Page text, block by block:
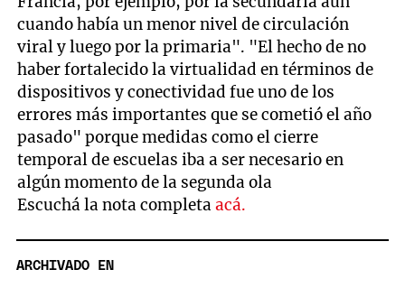
cuando había un menor nivel de circulación
viral y luego por la primaria". "El hecho de no
haber fortalecido la virtualidad en términos de
dispositivos y conectividad fue uno de los
errores más importantes que se cometió el año
pasado" porque medidas como el cierre
temporal de escuelas iba a ser necesario en
algún momento de la segunda ola
Escuchá la nota completaacá.
ARCHIVADO EN